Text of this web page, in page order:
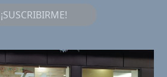
¡SUSCRIBIRME!